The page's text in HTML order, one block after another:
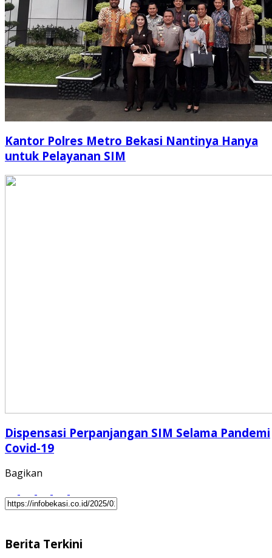
Kantor Polres Metro Bekasi Nantinya Hanya
untuk Pelayanan SIM
Dispensasi Perpanjangan SIM Selama Pandemi
Covid-19
Bagikan
Berita Terkini